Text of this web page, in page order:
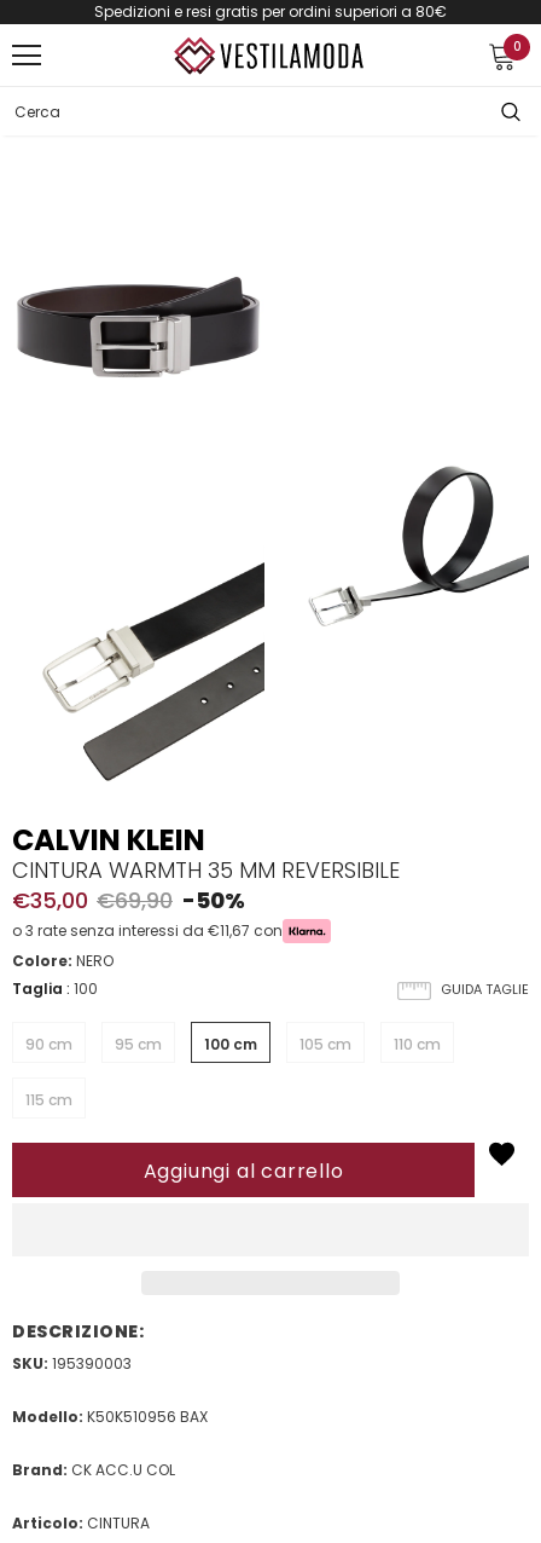
Spedizioni e resi gratis per ordini superiori a 80€
0
CALVIN KLEIN
CINTURA WARMTH 35 MM REVERSIBILE
€35,00 €69,90 -50%
o 3 rate senza interessi da €11,67 con
Colore: NERO
GUIDA TAGLIE
Taglia : 100
90 cm 95 cm 100 cm 105 cm 110 cm
115 cm
DESCRIZIONE:
SKU: 195390003
Modello: K50K510956 BAX
Brand: CK ACC.U COL
Articolo: CINTURA